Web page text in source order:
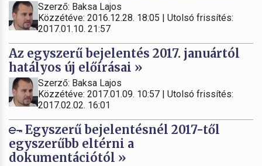
Szerző: Baksa Lajos
Közzétéve: 2016.12.28. 18:05 | Utolsó frissítés:
2017.01.10. 21:57
Az egyszerű bejelentés 2017. januártól
hatályos új előírásai »
Szerző: Baksa Lajos
Közzétéve: 2017.01.09. 10:57 | Utolsó frissítés:
2017.02.02. 16:01
Egyszerű bejelentésnél 2017-től
egyszerűbb eltérni a
dokumentációtól »